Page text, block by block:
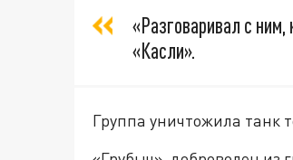
«Разговаривал с
«Касли».
Группа уничтожила танк